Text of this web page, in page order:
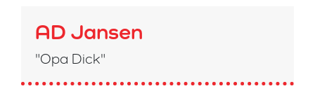
AD Jansen
"Opa Dick"